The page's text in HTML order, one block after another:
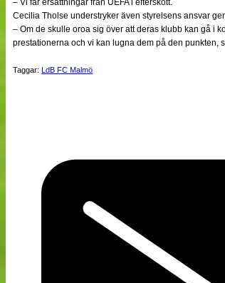
– Vi får ersättningar från UEFA i efterskott.
Cecilia Tholse understryker även styrelsens ansvar
– Om de skulle oroa sig över att deras klubb kan gå i
prestationerna och vi kan lugna dem på den punkten,
Taggar: LdB FC Malmö